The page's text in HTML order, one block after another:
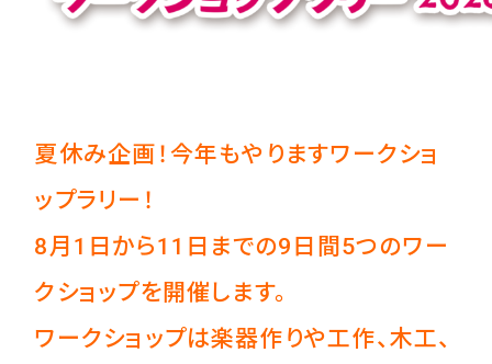
夏休み企画！今年もやりますワークショ
ップラリー！
8月1日から11日までの9日間5つのワー
クショップを開催します。
ワークショップは楽器作りや工作、木工、